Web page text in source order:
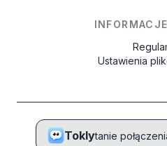
Ustawienia
Toklytanie